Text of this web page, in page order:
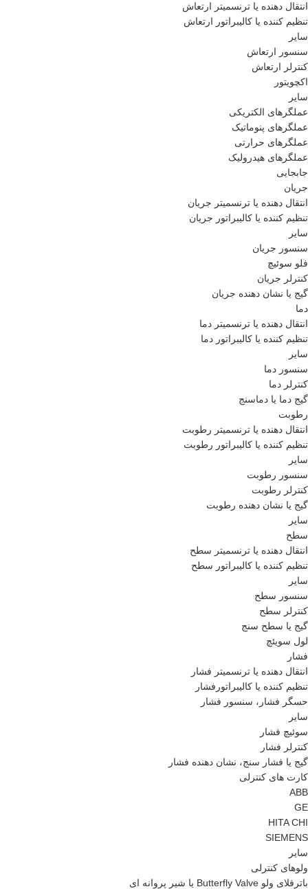
انتقال دهنده یا ترنسمیتر ارتعاش
تنظیم کننده یا کالیبراتور ارتعاش
سایر
سنسور ارتعاش
کنترلر ارتعاش
اکچویتور
سایر
عملگرهای الکتریکی
عملگرهای پنوماتیک
عملگرهای حرارتی
عملگرهای هیدرولیک
جابجایی
جریان
انتقال دهنده یا ترنسمیتر جریان
تنظیم کننده یا کالیبراتور جریان
سایر
سنسور جریان
فلو سوئیچ
کنترلر جریان
گیج یا نشان دهنده جریان
دما
انتقال دهنده یا ترنسمیتر دما
تنظیم کننده یا کالیبراتور دما
سایر
سنسور دما
کنترلر دما
گیج دما یا دماسنج
رطوبت
انتقال دهنده یا ترنسمیتر رطوبت
تنظیم کننده یا کالیبراتور رطوبت
سایر
سنسور رطوبت
کنترلر رطوبت
گیج یا نشان دهنده رطوبت
سایر
سطح
انتقال دهنده یا ترنسمیتر سطح
تنظیم کننده یا کالیبراتور سطح
سایر
سنسور سطح
کنترلر سطح
گیج یا سطح سنج
لول سویئچ
فشار
انتقال دهنده یا ترنسمیتر فشار
تنظیم کننده یا کالیبراتورفشار
حسگر فشار، سنسور فشار
سایر
سوئیچ فشار
کنترلر فشار
گیج یا فشار سنج، نشان دهنده فشار
کارت های کنترلی
ABB
GE
HITA CHI
SIEMENS
سایر
ولوهای کنترلی
باترفلای ولو Butterfly Valve یا شیر پروانه ای